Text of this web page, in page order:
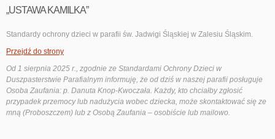
„USTAWA KAMILKA”
Standardy ochrony dzieci w parafii św. Jadwigi Śląskiej w Zalesiu Śląskim.
Przejdź do strony
Od 1 sierpnia 2025 r., zgodnie ze Standardami Ochrony Dzieci w
Duszpasterstwie Parafialnym informuję, że od dziś w naszej parafii posługuje
Osoba Zaufania: p. Danuta Knop-Kwoczała. Każdy, kto chciałby zgłosić
przypadek przemocy lub nadużycia wobec dziecka, może skontaktować się ze
mną (Proboszczem) lub z Osobą Zaufania – osobiście lub mailowo.